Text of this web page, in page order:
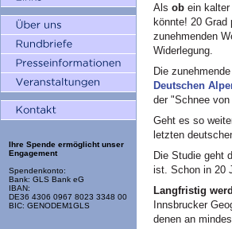
Ihre Spende ermöglicht unser
Engagement
Spendenkonto:
Bank: GLS Bank eG
IBAN:
DE36 4306 0967 8023 3348 00
BIC: GENODEM1GLS
Als ob ein kalter
könnte! 20
zunehmenden
Widerlegung.
Die
Deutschen
der "Schnee
Geht es so
letzten
Die Studie geht
ist. Schon in 20
Langfristig
Innsbrucker
denen an